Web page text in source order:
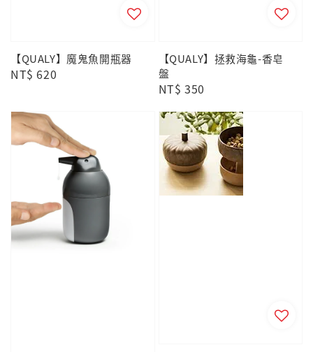
【QUALY】魔鬼魚開瓶器
Regular
NT$ 620
【QUALY】拯救海龜-香皂
盤
Regular
NT$ 350